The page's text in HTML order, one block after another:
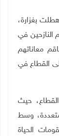
هطلت بغزارة،
النازحين في
معاناتهم
القطاع في
حيث
وسط
الحياة